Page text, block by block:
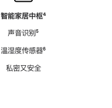
智能家居中枢脚
⁴
声音识别脚
⁵
温湿度传感器脚
⁶
私密又安全